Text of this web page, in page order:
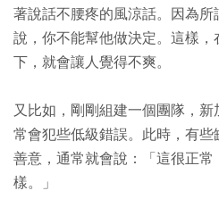
著說話不腰疼的風涼話。因為
說，你不能幫他做決定。這樣
下，就會讓人覺得不爽。
又比如，剛剛組建一個團隊，新
常會犯些低級錯誤。此時，有
善意，通常就會說：「這很正
樣。」